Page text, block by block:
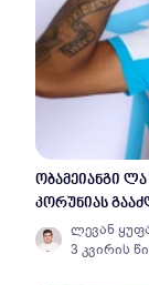
ობამეიანგი
კორუნიას
ლევან
3 კვირის